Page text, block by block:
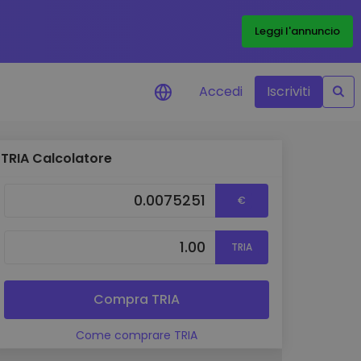
Leggi l'annuncio
dei dati del
utili per performance
Accedi Iscriviti
TRIA Calcolatore
€
TRIA
Compra TRIA
Come comprare TRIA